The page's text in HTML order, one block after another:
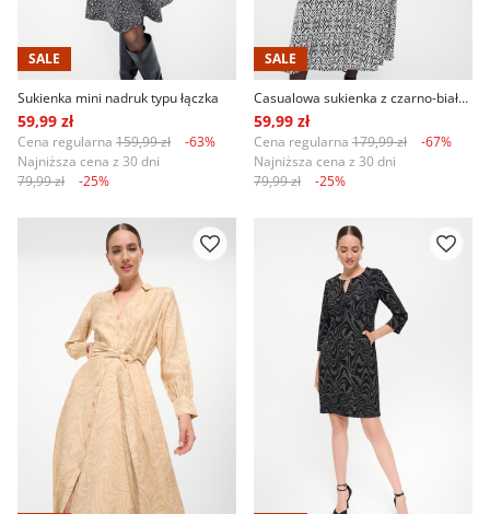
SALE
Sukienka mini nadruk typu łączka
59,99 zł
Cena regularna 159,99 zł
-63%
Najniższa cena z 30 dni
79,99 zł
-25%
SALE
Casualowa sukienka z czarno-białym printem
59,99 zł
Cena regularna 179,99 zł
-67%
Najniższa cena z 30 dni
79,99 zł
-25%